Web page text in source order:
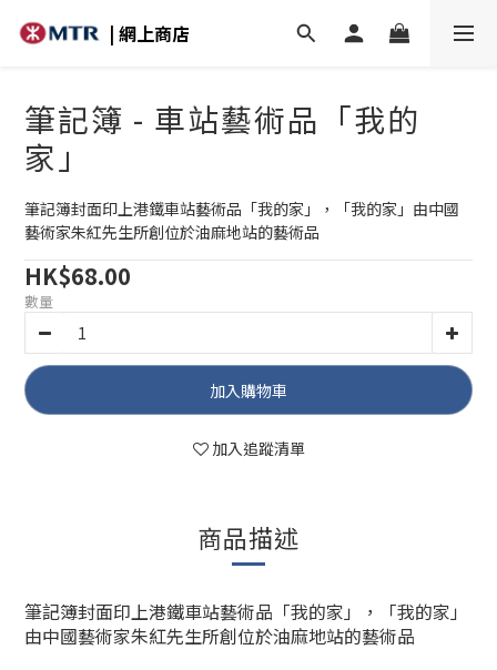
| 網上商店
筆記簿 - 車站藝術品「我的
家」
筆記簿封面印上港鐵車站藝術品「我的家」，「我的家」由中國
藝術家朱紅先生所創位於油麻地站的藝術品
HK$68.00
數量
加入購物車
加入追蹤清單
商品描述
筆記簿封面印上港鐵車站藝術品「我的家」，「我的家」
由中國藝術家朱紅先生所創位於油麻地站的藝術品